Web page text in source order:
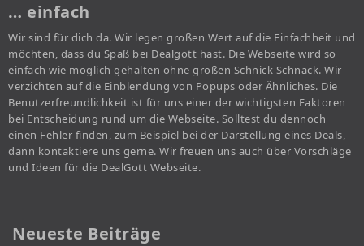
… einfach
Wir sind für dich da. Wir legen großen Wert auf die Einfachheit und
möchten, dass du Spaß bei Dealgott hast. Die Webseite wird so
einfach wie möglich gehalten ohne großen Schnick Schnack. Wir
verzichten auf die Einblendung von Popups oder Ähnliches. Die
Benutzerfreundlichkeit ist für uns einer der wichtigsten Faktoren
bei Entscheidung rund um die Webseite. Solltest du dennoch
einen Fehler finden, zum Beispiel bei der Darstellung eines Deals,
dann kontaktiere uns gerne. Wir freuen uns auch über Vorschläge
und Ideen für die DealGott Webseite.
Neueste Beiträge